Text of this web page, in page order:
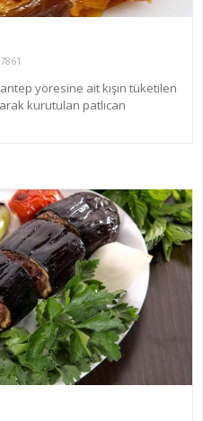
yöresine ait kışın tüketilen
kurutulan patlıcan